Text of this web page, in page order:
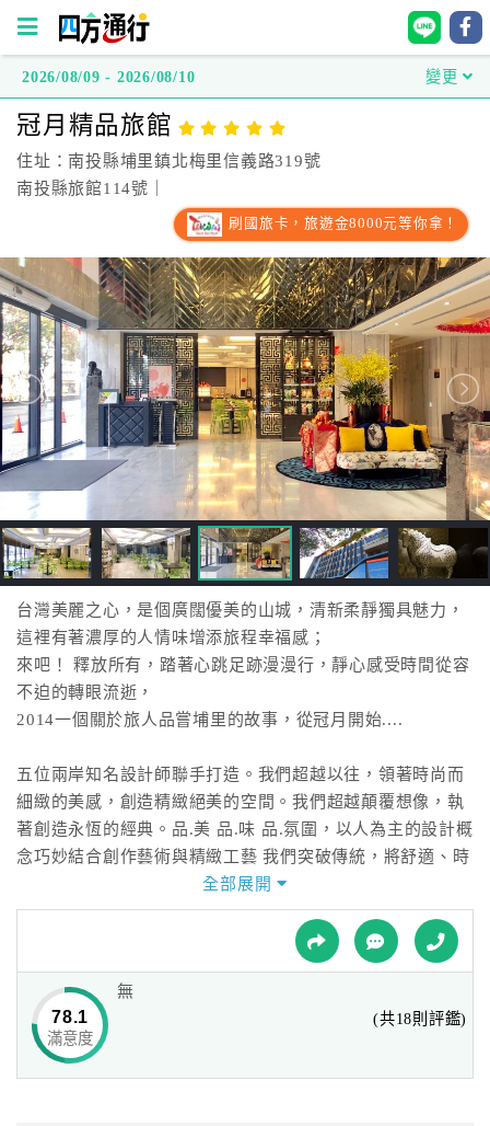
方
通
行
台
灣
訂
房
直
接
跟
飯
店
訂
房
HOT
民
宿
球
網
2026/08/09 - 2026/08/10 變更
冠月精品旅館
住址：南投縣埔里鎮北梅里信義路319號
南投縣旅館114號｜
刷國旅卡，旅遊金8000元等你拿！
台灣美麗之心，是個廣闊優美的山城，清新柔靜獨具魅力，
這裡有著濃厚的人情味增添旅程幸福感；
來吧！ 釋放所有，踏著心跳足跡漫漫行，靜心感受時間從容
不迫的轉眼流逝，
2014一個關於旅人品嘗埔里的故事，從冠月開始....
五位兩岸知名設計師聯手打造。我們超越以往，領著時尚而
細緻的美感，創造精緻絕美的空間。我們超越顛覆想像，執
著創造永恆的經典。品.美 品.味 品.氛圍，以人為主的設計概
念巧妙結合創作藝術與精緻工藝 我們突破傳統，將舒適、時
尚、奢華、美學，重新融合、詮釋，打造埔里地區指標性的
頂級旅店。
全部展開
78.1
滿意度
無
(共18則評鑑)